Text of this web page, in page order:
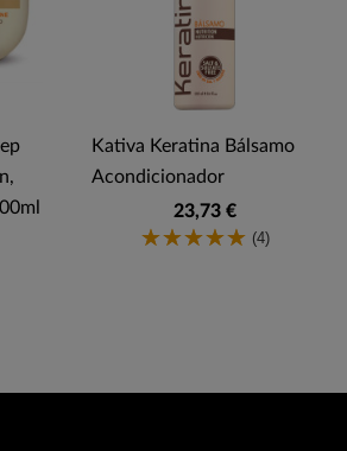
Kativa Keratina Bálsamo
Acondicionador
23,73 €
(4)